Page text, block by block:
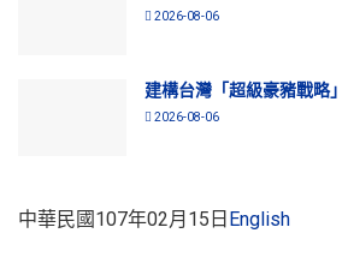
2026-08-06
建構台灣「超級豪豬戰略」
2026-08-06
中華民國107年02月15日 English